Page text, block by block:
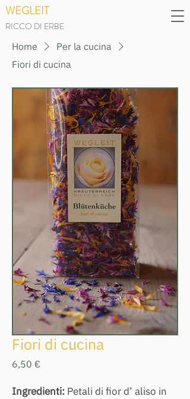
WEGLEIT
RICCO DI ERBE
Home
Per la cucina
Fiori di cucina
Fiori di cucina
6,50 €
Ingredienti: Petali di fior d’ aliso in